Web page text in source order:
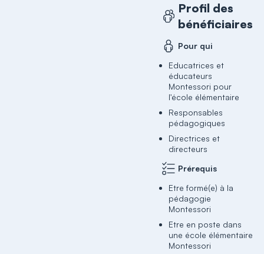
Profil des
bénéficiaires
Pour qui
Educatrices et
éducateurs
Montessori pour
l'école élémentaire
Responsables
pédagogiques
Directrices et
directeurs
Prérequis
Etre formé(e) à la
pédagogie
Montessori
Etre en poste dans
une école élémentaire
Montessori